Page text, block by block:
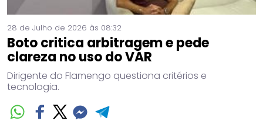
28 de Julho de 2026 às 08:32
Boto critica arbitragem e pede
clareza no uso do VAR
Dirigente do Flamengo questiona critérios e
tecnologia.